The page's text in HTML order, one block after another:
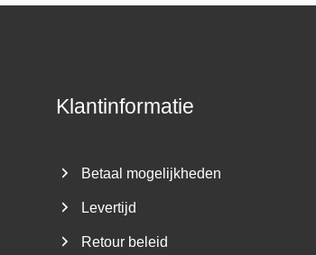
Klantinformatie
Betaal mogelijkheden
Levertijd
Retour beleid